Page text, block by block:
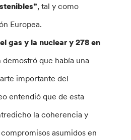
, tal y como
Europea.
gas y la nuclear y 278 en
demostró que había una
importante del
entendió que de esta
la coherencia y
asumidos en